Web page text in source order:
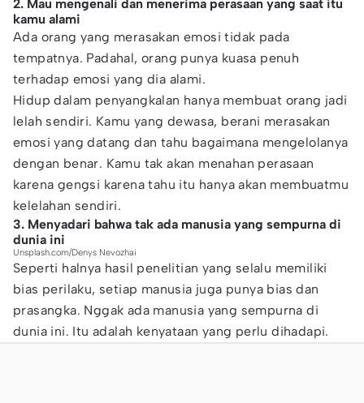
2. Mau mengenali dan menerima perasaan yang saat itu
kamu alami
Ada orang yang merasakan emosi tidak pada
tempatnya. Padahal, orang punya kuasa penuh
terhadap emosi yang dia alami.
Hidup dalam penyangkalan hanya membuat orang jadi
lelah sendiri. Kamu yang dewasa, berani merasakan
emosi yang datang dan tahu bagaimana mengelolanya
dengan benar. Kamu tak akan menahan perasaan
karena gengsi karena tahu itu hanya akan membuatmu
kelelahan sendiri.
3. Menyadari bahwa tak ada manusia yang sempurna di
dunia ini
Unsplash.com/Denys Nevozhai
Seperti halnya hasil penelitian yang selalu memiliki
bias perilaku, setiap manusia juga punya bias dan
prasangka. Nggak ada manusia yang sempurna di
dunia ini. Itu adalah kenyataan yang perlu dihadapi.